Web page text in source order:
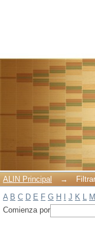
ALIN Principal →
A B C D E F G H J K L M
Comienza por